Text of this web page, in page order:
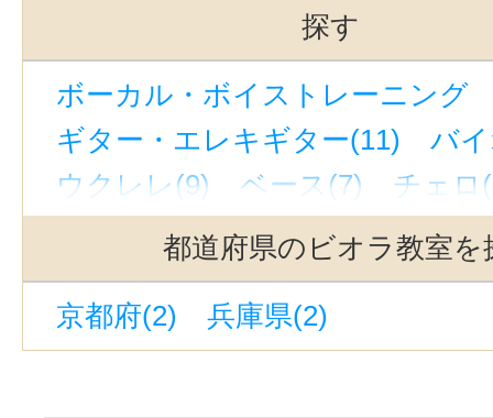
探す
ボーカル・ボイストレーニング
ギター・エレキギター(11)
バ
ウクレレ(9)
ベース(7)
チェロ
ハープ(1)
ウッドベース(2)
ピ
ジャズピアノ(6)
キーボード・
ドラム(7)
和太鼓(8)
トロンボーン(4)
チューバ(2)
都道府県のビオラ教室を
京都府(2) 兵庫県(2)